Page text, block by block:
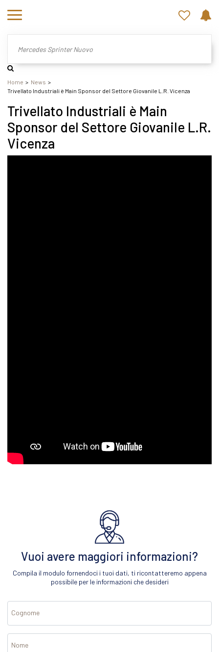
Home
News
Trivellato Industriali è Main Sponsor del Settore Giovanile L.R. Vicenza
Trivellato Industriali è Main
Sponsor del Settore Giovanile L.R.
Vicenza
Vuoi avere maggiori informazioni?
Compila il modulo fornendoci i tuoi dati, ti ricontatteremo appena
possibile per le informazioni che desideri
Cognome
Nome